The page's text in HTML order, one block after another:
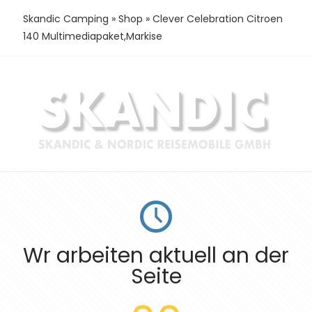
Skandic Camping » Shop » Clever Celebration Citroen
140 Multimediapaket,Markise
Wr arbeiten aktuell an der
Seite